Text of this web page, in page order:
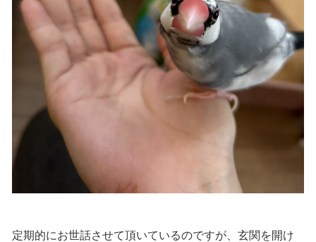
定期的にお世話させて頂いているのですが、玄関を開け